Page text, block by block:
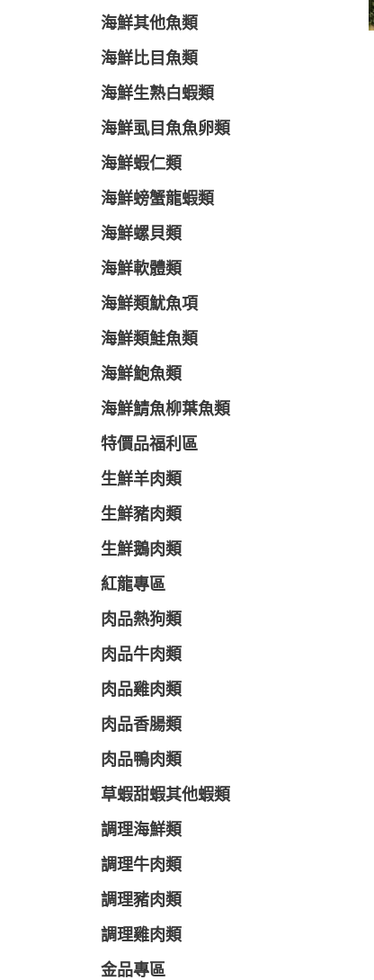
海鮮其他魚類
海鮮比目魚類
海鮮生熟白蝦類
海鮮虱目魚魚卵類
海鮮蝦仁類
海鮮螃蟹龍蝦類
海鮮螺貝類
海鮮軟體類
海鮮類魷魚項
海鮮類鮭魚類
海鮮鮑魚類
海鮮鯖魚柳葉魚類
特價品福利區
生鮮羊肉類
生鮮豬肉類
生鮮鵝肉類
紅龍專區
肉品熱狗類
肉品牛肉類
肉品雞肉類
肉品香腸類
肉品鴨肉類
草蝦甜蝦其他蝦類
調理海鮮類
調理牛肉類
調理豬肉類
調理雞肉類
金品專區